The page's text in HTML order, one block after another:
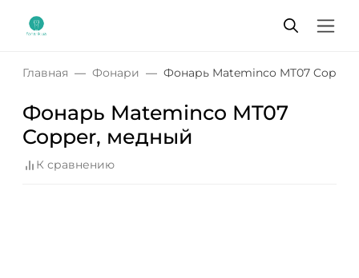
Главная Фонари Фонарь Mateminсo MT07
Фонарь Mateminсo MT07
Copper, медный
К сравнению